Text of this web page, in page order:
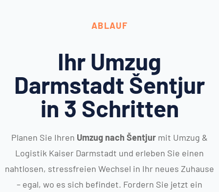
ABLAUF
Ihr Umzug
Darmstadt Šentjur
in 3 Schritten
Planen Sie Ihren Umzug nach Šentjur mit Umzug &
Logistik Kaiser Darmstadt und erleben Sie einen
nahtlosen, stressfreien Wechsel in Ihr neues Zuhause
– egal, wo es sich befindet. Fordern Sie jetzt ein